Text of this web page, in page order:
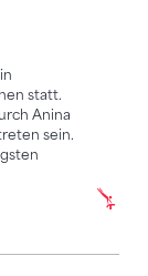
statt.
Anina
sein.